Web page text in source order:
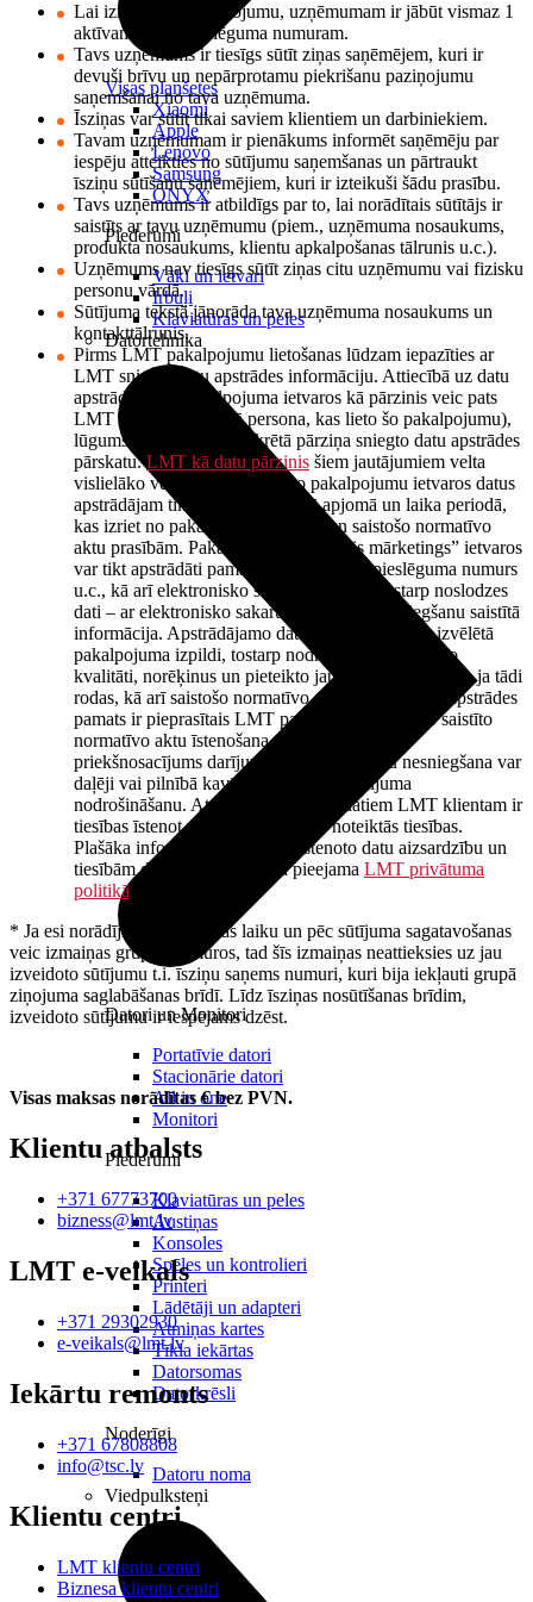
Visas planšetes
Xiaomi
Apple
Lenovo
Samsung
ONYX
Piederumi
Vāki un ietvari
Irbuļi
Klaviatūras un peles
Datortehnika
Datori un Monitori
Portatīvie datori
Stacionārie datori
All in one
Monitori
Piederumi
Klaviatūras un peles
Austiņas
Konsoles
Spēles un kontrolieri
Printeri
Lādētāji un adapteri
Atmiņas kartes
Tīkla iekārtas
Datorsomas
Datorkrēsli
Noderīgi
Datoru noma
Viedpulksteņi
Lai izmantotu pakalpojumu, uzņēmumam ir jābūt vismaz 1
aktīvam LMT pieslēguma numuram.
Tavs uzņēmums ir tiesīgs sūtīt ziņas saņēmējem, kuri ir
devuši brīvu un nepārprotamu piekrišanu paziņojumu
saņemšanai no tava uzņēmuma.
Īsziņas var sūtīt tikai saviem klientiem un darbiniekiem.
Tavam uzņēmumam ir pienākums informēt saņēmēju par
iespēju atteikties no sūtījumu saņemšanas un pārtraukt
īsziņu sūtīšanu saņēmējiem, kuri ir izteikuši šādu prasību.
Tavs uzņēmums ir atbildīgs par to, lai norādītais sūtītājs ir
saistīts ar tavu uzņēmumu (piem., uzņēmuma nosaukums,
produkta nosaukums, klientu apkalpošanas tālrunis u.c.).
Uzņēmums nav tiesīgs sūtīt ziņas citu uzņēmumu vai fizisku
personu vārdā.
Sūtījuma tekstā jānorāda tava uzņēmuma nosaukums un
kontakttālrunis.
Pirms LMT pakalpojumu lietošanas lūdzam iepazīties ar
LMT sniegto datu apstrādes informāciju. Attiecībā uz datu
apstrādi, ko šī pakalpojuma ietvaros kā pārzinis veic pats
LMT klients (juridiskā persona, kas lieto šo pakalpojumu),
lūgums iepazīties ar konkrētā pārziņa sniegto datu apstrādes
pārskatu.LMT kā datu pārzinis šiem jautājumiem velta
vislielāko vērību. LMT sniegto pakalpojumu ietvaros datus
apstrādājam tikai nepieciešamajā apjomā un laika periodā,
kas izriet no pakalpojuma būtības un saistošo normatīvo
aktu prasībām. Pakalpojuma “Mobilais mārketings” ietvaros
var tikt apstrādāti pamatdati, piemēram, pieslēguma numurs
u.c., kā arī elektronisko sakaru metadati, tostarp noslodzes
dati – ar elektronisko sakaru pakalpojumu sniegšanu saistītā
informācija. Apstrādājamo datu mērķis ir īstenot izvēlētā
pakalpojuma izpildi, tostarp nodrošināt ar to saistīto
kvalitāti, norēķinus un pieteikto jautājumu risināšanu, ja tādi
rodas, kā arī saistošo normatīvo aktu izpildi. Datu apstrādes
pamats ir pieprasītais LMT pakalpojums un ar to saistīto
normatīvo aktu īstenošana. Šāda apstrāde ir
priekšnosacījums darījuma izpildei, un datu nesniegšana var
daļēji vai pilnībā kavēt vai pārtraukt darījuma
nodrošināšanu. Attiecībā uz saviem datiem LMT klientam ir
tiesības īstenot normatīvajos aktos noteiktās tiesības.
Plašāka informācija par LMT īstenoto datu aizsardzību un
tiesībām datu apstrādes jomā pieejama LMT privātuma
politikā
* Ja esi norādījis citu sūtīšanas laiku un pēc sūtījuma sagatavošanas
veic izmaiņas grupas numuros, tad šīs izmaiņas neattieksies uz jau
izveidoto sūtījumu t.i. īsziņu saņems numuri, kuri bija iekļauti grupā
ziņojuma saglabāšanas brīdī. Līdz īsziņas nosūtīšanas brīdim,
izveidoto sūtījumu ir iespējams dzēst.
Visas maksas norādītas € bez PVN.
Klientu atbalsts
+371 67773700
bizness@lmt.lv
LMT e-veikals
+371 29302930
e-veikals@lmt.lv
Iekārtu remonts
+371 67808808
info@tsc.lv
Klientu centri
LMT klientu centri
Biznesa klientu centri